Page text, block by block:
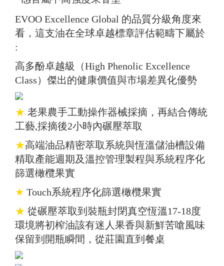
EVOO Excellence Global 的品質分級角度來
看，這支油在全球卓越標章評估範疇下屬於
:
高多酚卓越級（High Phenolic Excellence
Class）傑出的健康價值與市場差異化優勢
★ 老果農手工動操作器械採摘，再結合傳統
工藝,採摘後2小時內碾壓萃取
★高端油品精密萃取系統與恆溫儲油槽設備
精取產能週期及溫控管理製程與系統程序化
篩選橄欖果實
★ Touch系統程序化篩選橄欖果實
★ 從碾壓萃取到裝瓶封閉真空恆溫17-18度
環境將初榨油該有迷人果香與新鮮苦嗆風味
保留到開瓶瞬間，從莊園直到餐桌